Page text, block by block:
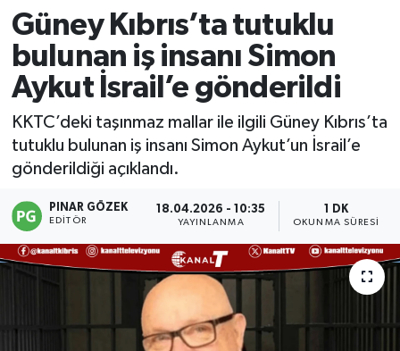
Güney Kıbrıs’ta tutuklu
bulunan iş insanı Simon
Aykut İsrail’e gönderildi
KKTC’deki taşınmaz mallar ile ilgili Güney Kıbrıs’ta
tutuklu bulunan iş insanı Simon Aykut’un İsrail’e
gönderildiği açıklandı.
PINAR GÖZEK
EDITÖR
18.04.2026 - 10:35
YAYINLANMA
1 DK
OKUNMA SÜRESI